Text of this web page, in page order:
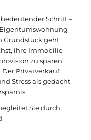
Schritt –
Grundstück geht.
ihre Immobilie
zu sparen.
Der Privatverkauf
Stress als gedacht
Sie durch